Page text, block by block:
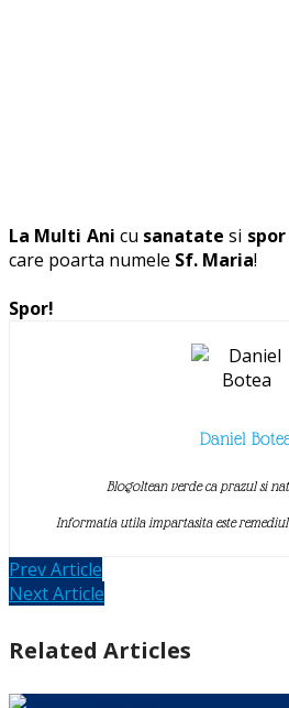
La Multi Ani cu sanatate si
care poarta numele Sf. Maria!
Spor!
Daniel
Blogoltean verde ca prazul si
Informatia utila impartasita este
Prev Article
Next Article
Related Articles